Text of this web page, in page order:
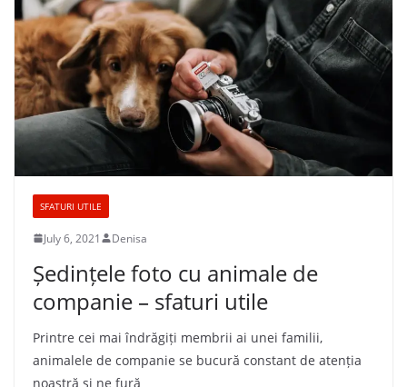
SFATURI UTILE
July 6, 2021 Denisa
Ședințele foto cu animale de
companie – sfaturi utile
Printre cei mai îndrăgiți membrii ai unei familii,
animalele de companie se bucură constant de atenția
noastră și ne fură